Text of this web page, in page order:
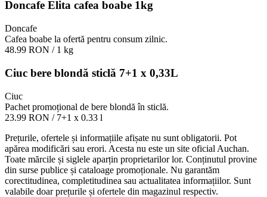
Doncafe Elita cafea boabe 1kg
Doncafe
Cafea boabe la ofertă pentru consum zilnic.
48.99 RON / 1 kg
Ciuc bere blondă sticlă 7+1 x 0,33L
Ciuc
Pachet promoțional de bere blondă în sticlă.
23.99 RON / 7+1 x 0.33 l
Prețurile, ofertele și informațiile afișate nu sunt obligatorii. Pot
apărea modificări sau erori. Acesta nu este un site oficial Auchan.
Toate mărcile și siglele aparțin proprietarilor lor. Conținutul provine
din surse publice și cataloage promoționale. Nu garantăm
corectitudinea, completitudinea sau actualitatea informațiilor. Sunt
valabile doar prețurile și ofertele din magazinul respectiv.